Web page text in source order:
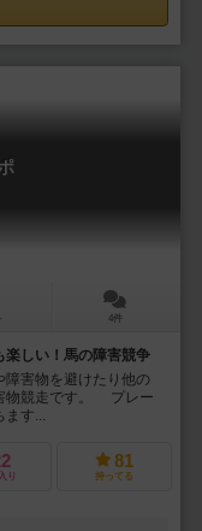
4件
楽しい！馬の障害競争
害物を避けたり他の
物競走です。 プレー
ます...
り
81
持ってる